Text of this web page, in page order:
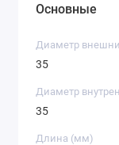
Основные
Диаметр
35
Диаметр
35
Длина (мм)